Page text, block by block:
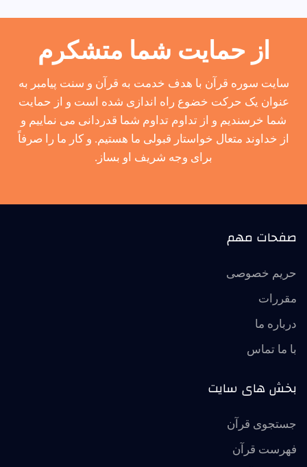
از حمایت شما متشکرم
سایت سوره قرآن با هدف خدمت به قرآن و سنت پیامبر به
عنوان یک حرکت خضوع راه اندازی شده است و از حمایت
شما خرسندیم و از تداوم تداوم شما قدردانی می نماییم و
از خداوند متعال خواستار قبولی ما هستیم. و کار ما را صرفاً
برای وجه شریف او بساز.
صفحات مهم
حریم خصوصی
مقررات
درباره ما
با ما تماس
بخش های سایت
جستجوی قرآن
فهرست قرآن